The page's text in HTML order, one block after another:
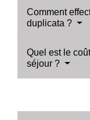
Comment
duplicata ?
Quel est le
séjour ?